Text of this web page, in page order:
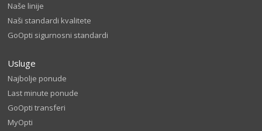
Naše linije
Naši standardi kvalitete
GoOpti sigurnosni standardi
Usluge
Najbolje ponude
Last minute ponude
GoOpti transferi
MyOpti